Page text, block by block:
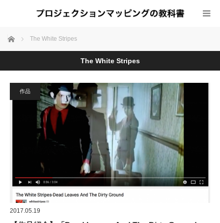
ホーム The White Stripes
The White Stripes
作品
2017.05.19